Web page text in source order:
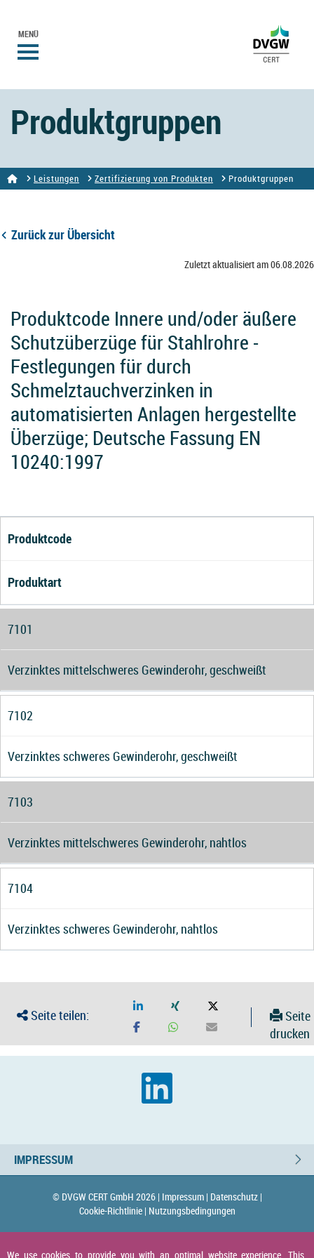
MENÜ
Produktgruppen
Leistungen Zertifizierung von Produkten Produktgruppen
Zurück zur Übersicht
Zuletzt aktualisiert am 06.08.2026
Produktcode Innere und/oder äußere
Schutzüberzüge für Stahlrohre -
Festlegungen für durch
Schmelztauchverzinken in
automatisierten Anlagen hergestellte
Überzüge; Deutsche Fassung EN
10240:1997
Produktcode
Produktart
7101
Verzinktes mittelschweres Gewinderohr, geschweißt
7102
Verzinktes schweres Gewinderohr, geschweißt
7103
Verzinktes mittelschweres Gewinderohr, nahtlos
7104
Verzinktes schweres Gewinderohr, nahtlos
Seite teilen:
Seite
drucken
IMPRESSUM
© DVGW CERT GmbH 2026 | Impressum | Datenschutz |
Cookie-Richtlinie | Nutzungsbedingungen
We use cookies to provide you with an optimal website experience. This